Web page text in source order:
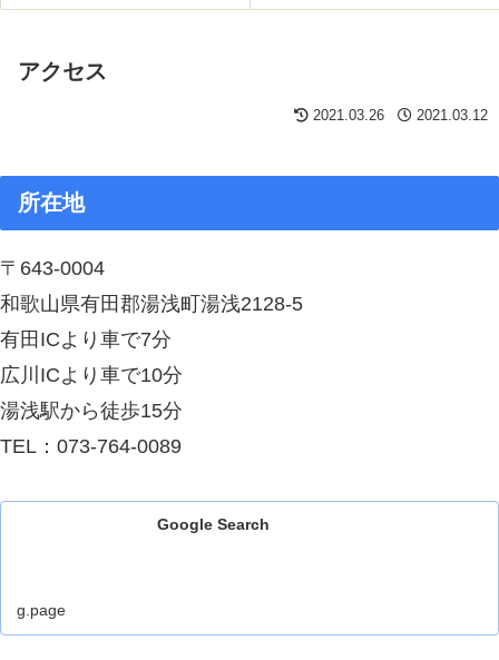
アクセス
2021.03.26 2021.03.12
所在地
〒643-0004
和歌山県有田郡湯浅町湯浅2128-5
有田ICより車で7分
広川ICより車で10分
湯浅駅から徒歩15分
TEL：073-764-0089
Google Search
g.page